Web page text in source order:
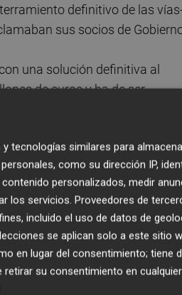
definitivo de las
sus socios de
una solución definitiva al
de euros y ha de ser
del cajón (como se
el paso peatonal sobre el
el Grao por encima del río-.
que en el Grao la
Turia, al no existir pretil -
al mar el tramo final sí
tecnologías similares para
como su dirección IP,
personalizados, medir
los servicios. Proveedores de
incluido el uso de datos de
se aplican solo a este sitio
en lugar del consentimiento; tiene
retirar su consentimiento en